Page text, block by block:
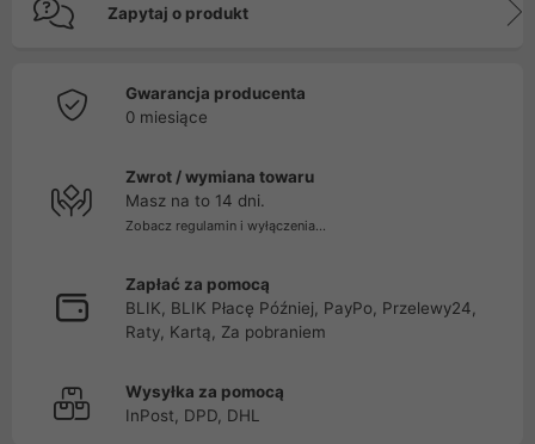
Zapytaj o produkt
Gwarancja producenta
0 miesiące
Zwrot / wymiana towaru
Masz na to 14 dni.
Zobacz regulamin i wyłączenia...
Zapłać za pomocą
BLIK, BLIK Płacę Później, PayPo, Przelewy24,
Raty, Kartą, Za pobraniem
Wysyłka za pomocą
InPost, DPD, DHL